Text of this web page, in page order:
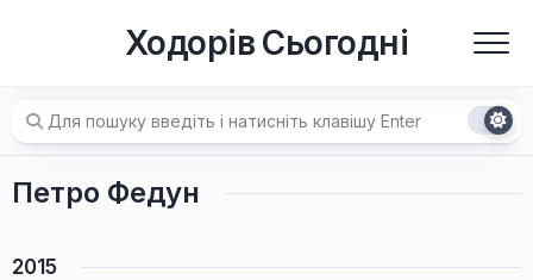
Ходорів Сьогодні
Петро Федун
2015